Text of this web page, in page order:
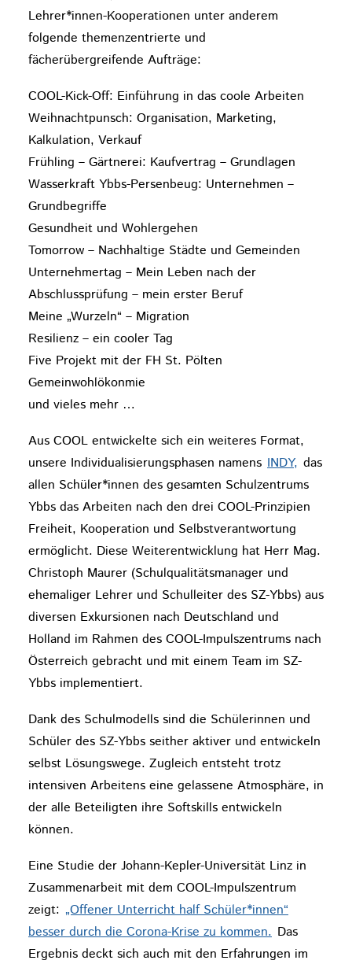
Lehrer*innen-Kooperationen unter anderem
folgende themenzentrierte und
fächerübergreifende Aufträge:
COOL-Kick-Off: Einführung in das coole Arbeiten
Weihnachtpunsch: Organisation, Marketing,
Kalkulation, Verkauf
Frühling – Gärtnerei: Kaufvertrag – Grundlagen
Wasserkraft Ybbs-Persenbeug: Unternehmen –
Grundbegriffe
Gesundheit und Wohlergehen
Tomorrow – Nachhaltige Städte und Gemeinden
Unternehmertag – Mein Leben nach der
Abschlussprüfung – mein erster Beruf
Meine „Wurzeln“ – Migration
Resilienz – ein cooler Tag
Five Projekt mit der FH St. Pölten
Gemeinwohlökonmie
und vieles mehr …
Aus COOL entwickelte sich ein weiteres Format,
unsere Individualisierungsphasen namens INDY, das
allen Schüler*innen des gesamten Schulzentrums
Ybbs das Arbeiten nach den drei COOL-Prinzipien
Freiheit, Kooperation und Selbstverantwortung
ermöglicht. Diese Weiterentwicklung hat Herr Mag.
Christoph Maurer (Schulqualitätsmanager und
ehemaliger Lehrer und Schulleiter des SZ-Ybbs) aus
diversen Exkursionen nach Deutschland und
Holland im Rahmen des COOL-Impulszentrums nach
Österreich gebracht und mit einem Team im SZ-
Ybbs implementiert.
Dank des Schulmodells sind die Schülerinnen und
Schüler des SZ-Ybbs seither aktiver und entwickeln
selbst Lösungswege. Zugleich entsteht trotz
intensiven Arbeitens eine gelassene Atmosphäre, in
der alle Beteiligten ihre Softskills entwickeln
können.
Eine Studie der Johann-Kepler-Universität Linz in
Zusammenarbeit mit dem COOL-Impulszentrum
zeigt: „Offener Unterricht half Schüler*innen“
besser durch die Corona-Krise zu kommen. Das
Ergebnis deckt sich auch mit den Erfahrungen im